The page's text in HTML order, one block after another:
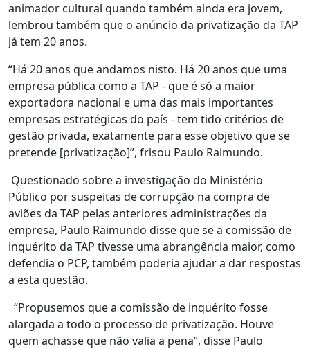
animador cultural quando também ainda era jovem,
lembrou também que o anúncio da privatização da TAP
já tem 20 anos.
“Há 20 anos que andamos nisto. Há 20 anos que uma
empresa pública como a TAP - que é só a maior
exportadora nacional e uma das mais importantes
empresas estratégicas do país - tem tido critérios de
gestão privada, exatamente para esse objetivo que se
pretende [privatização]”, frisou Paulo Raimundo.
Questionado sobre a investigação do Ministério
Público por suspeitas de corrupção na compra de
aviões da TAP pelas anteriores administrações da
empresa, Paulo Raimundo disse que se a comissão de
inquérito da TAP tivesse uma abrangência maior, como
defendia o PCP, também poderia ajudar a dar respostas
a esta questão.
“Propusemos que a comissão de inquérito fosse
alargada a todo o processo de privatização. Houve
quem achasse que não valia a pena”, disse Paulo